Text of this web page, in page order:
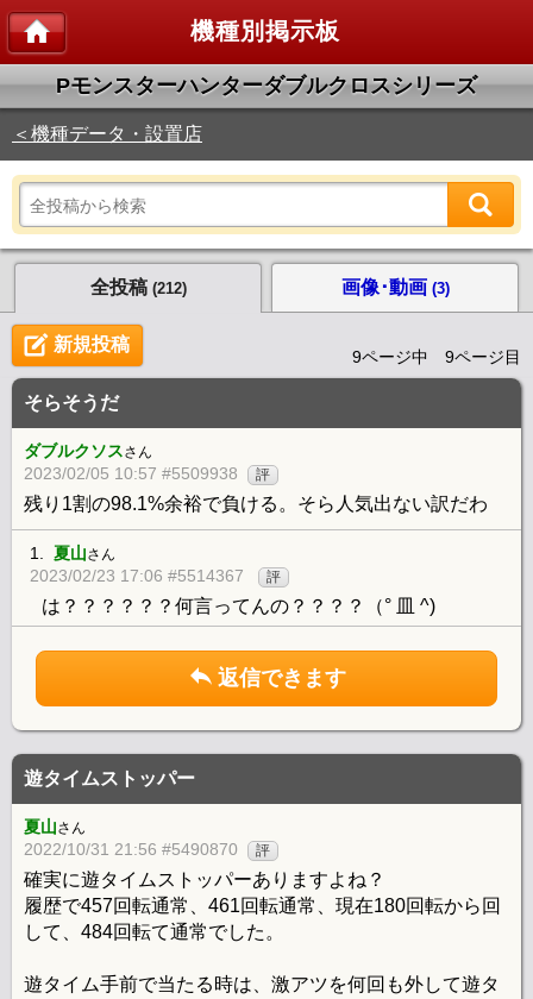
機種別掲示板
Pモンスターハンターダブルクロスシリーズ
＜機種データ・設置店
全投稿 (212) 画像･動画 (3)
新規投稿
9ページ中 9ページ目
そらそうだ
ダブルクソスさん
2023/02/05 10:57 #5509938 評
残り1割の98.1%余裕で負ける。そら人気出ない訳だわ
1. 夏山さん
2023/02/23 17:06 #5514367 評
は？？？？？？何言ってんの？？？？（° 皿 ^)
返信できます
遊タイムストッパー
夏山さん
2022/10/31 21:56 #5490870 評
確実に遊タイムストッパーありますよね？
履歴で457回転通常、461回転通常、現在180回転から回
して、484回転て通常でした。
遊タイム手前で当たる時は、激アツを何回も外して遊タ